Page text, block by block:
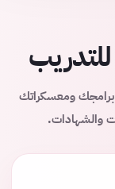
ومعسكراتك
والشهادات.